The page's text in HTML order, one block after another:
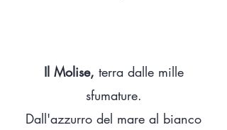
Il Molise, terra dalle mille
sfumature.
Dall'azzurro del mare al bianco